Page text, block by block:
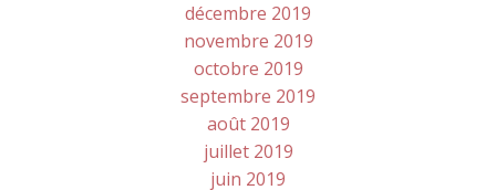
décembre 2019
novembre 2019
octobre 2019
septembre 2019
août 2019
juillet 2019
juin 2019